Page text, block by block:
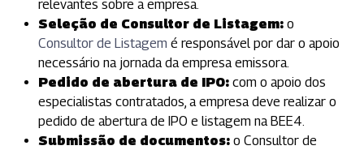
relevantes sobre a empresa.
Seleção de Consultor de Listagem: o
Consultor de Listagem é responsável por dar o apoio
necessário na jornada da empresa emissora.
Pedido de abertura de IPO: com o apoio dos
especialistas contratados, a empresa deve realizar o
pedido de abertura de IPO e listagem na BEE4.
Submissão de documentos: o Consultor de